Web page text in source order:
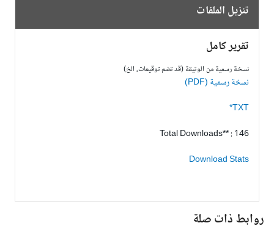
تنزيل الملفات
تقرير كامل
نسخة رسمية من الوثيقة (قد تضم توقيعات، الخ)
نسخة رسمية (PDF)
TXT*
Total Downloads** : 146
Download Stats
روابط ذات صلة